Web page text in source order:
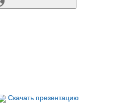
Скачать презентацию
Скачать презентацию